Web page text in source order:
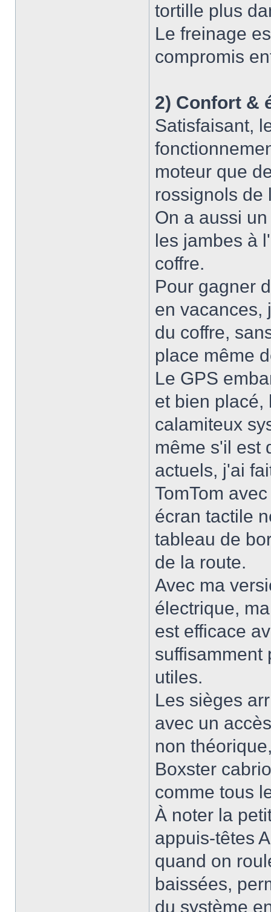
tortille plus
Le freinage
compromis
2) Confort &
Satisfaisant,
moteur que
rossignols de
On a aussi
les jambes à
coffre.
Pour gagner
en vacances,
du coffre,
place même
Le GPS
et bien placé,
calamiteux
même s'il est
actuels, j'ai
TomTom
écran tactile
tableau de
de la route.
Avec ma
électrique,
est efficace
suffisamment
utiles.
Les sièges
avec un
non
Boxster
comme tous
À noter la
appuis-têtes
quand on
baissées,
du système